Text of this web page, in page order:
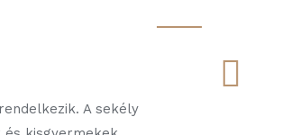
A sekély